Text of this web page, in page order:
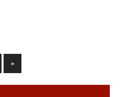
Следующие
записи
»